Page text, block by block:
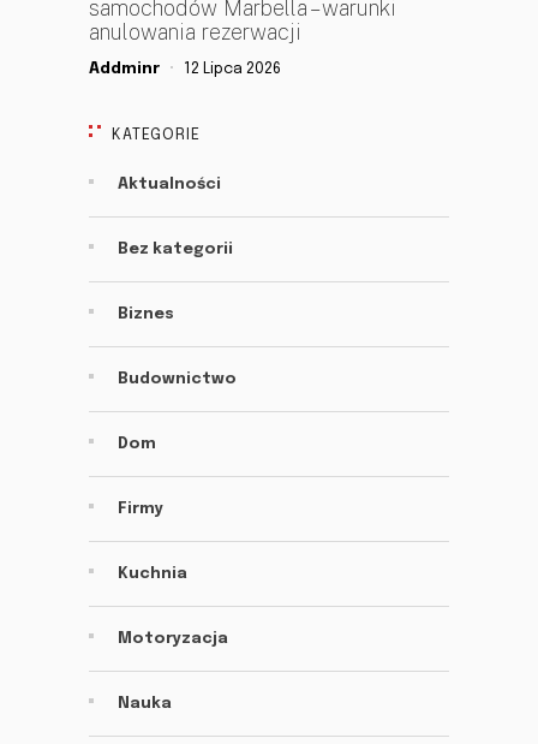
samochodów Marbella – warunki
anulowania rezerwacji
Addminr 12 Lipca 2026
KATEGORIE
Aktualności
Bez kategorii
Biznes
Budownictwo
Dom
Firmy
Kuchnia
Motoryzacja
Nauka